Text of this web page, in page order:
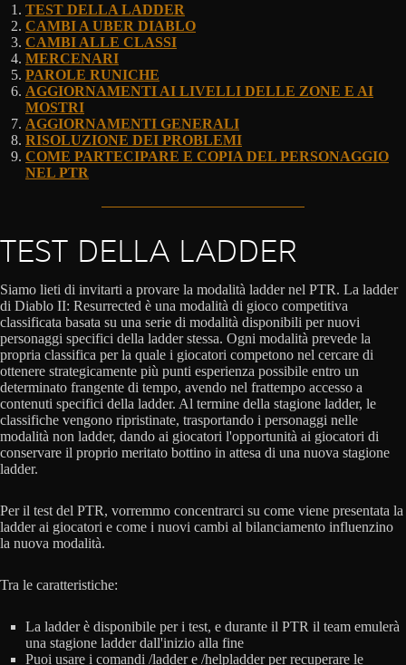
TEST DELLA LADDER
CAMBI A UBER DIABLO
CAMBI ALLE CLASSI
MERCENARI
PAROLE RUNICHE
AGGIORNAMENTI AI LIVELLI DELLE ZONE E AI
MOSTRI
AGGIORNAMENTI GENERALI
RISOLUZIONE DEI PROBLEMI
COME PARTECIPARE E COPIA DEL PERSONAGGIO
NEL PTR
TEST DELLA LADDER
Siamo lieti di invitarti a provare la modalità ladder nel PTR. La ladder
di Diablo II: Resurrected è una modalità di gioco competitiva
classificata basata su una serie di modalità disponibili per nuovi
personaggi specifici della ladder stessa. Ogni modalità prevede la
propria classifica per la quale i giocatori competono nel cercare di
ottenere strategicamente più punti esperienza possibile entro un
determinato frangente di tempo, avendo nel frattempo accesso a
contenuti specifici della ladder. Al termine della stagione ladder, le
classifiche vengono ripristinate, trasportando i personaggi nelle
modalità non ladder, dando ai giocatori l'opportunità ai giocatori di
conservare il proprio meritato bottino in attesa di una nuova stagione
ladder.
Per il test del PTR, vorremmo concentrarci su come viene presentata la
ladder ai giocatori e come i nuovi cambi al bilanciamento influenzino
la nuova modalità.
Tra le caratteristiche:
La ladder è disponibile per i test, e durante il PTR il team emulerà
una stagione ladder dall'inizio alla fine
Puoi usare i comandi /ladder e /helpladder per recuperare le